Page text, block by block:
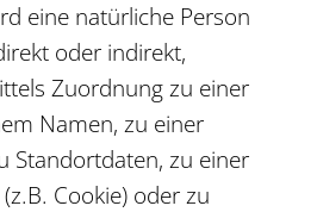
eine natürliche Person
oder indirekt,
Zuordnung zu einer
Namen, zu einer
Standortdaten, zu einer
Cookie) oder zu